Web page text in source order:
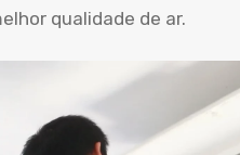
qualidade de ar.